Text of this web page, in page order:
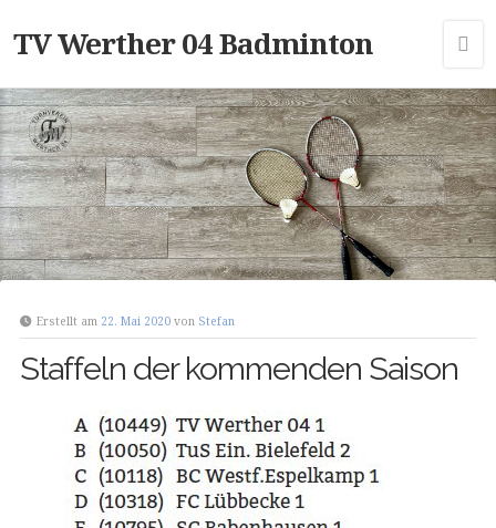
TV Werther 04 Badminton
Erstellt am 22. Mai 2020 von Stefan
Staffeln der kommenden Saison